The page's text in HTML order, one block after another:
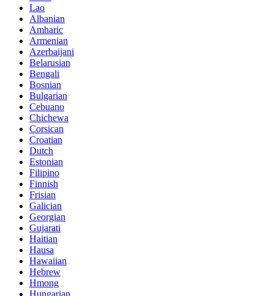
Lao
Albanian
Amharic
Armenian
Azerbaijani
Belarusian
Bengali
Bosnian
Bulgarian
Cebuano
Chichewa
Corsican
Croatian
Dutch
Estonian
Filipino
Finnish
Frisian
Galician
Georgian
Gujarati
Haitian
Hausa
Hawaiian
Hebrew
Hmong